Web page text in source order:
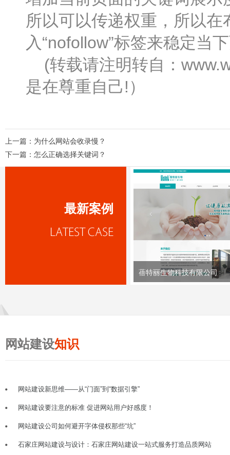
所以可以传递权重，所以
入“nofollow”标签来稳定当
(转载请注明转自：
是在尊重自己!）
上一篇： 为什么网站会收录慢？
下一篇： 怎么正确选择关键词？
最新案例
蓓特丽生物科技有限公司
网站建设知识
网站建设新思维——从“门面”到“数据引擎”
网站建设要注意的标准 促进网站用户好感度！
网站建设公司如何避开字体侵权那些“坑”
石家庄网站建设与设计：石家庄网站建设一站式服务打造品质网站